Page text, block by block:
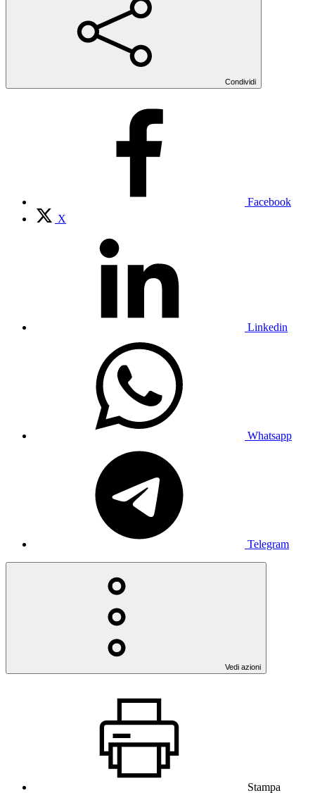
Condividi
Facebook
X
Linkedin
Whatsapp
Telegram
Vedi azioni
Stampa